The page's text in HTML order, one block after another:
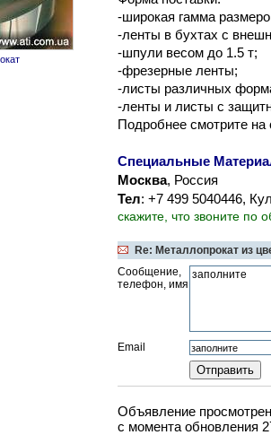
-широкая гамма
-ленты в бухтах с
-шпули весом до 1.5 т;
-фрезерные ленты;
-листы различных
-ленты и листы с
Подробнее смотрите
Специальные
Москва, Россия
Тел: +7 499 5040446,
скажите, что звоните по
Re: Металлопрокат из
Сообщение,
телефон, имя
Email
Объявление
c момента обновления